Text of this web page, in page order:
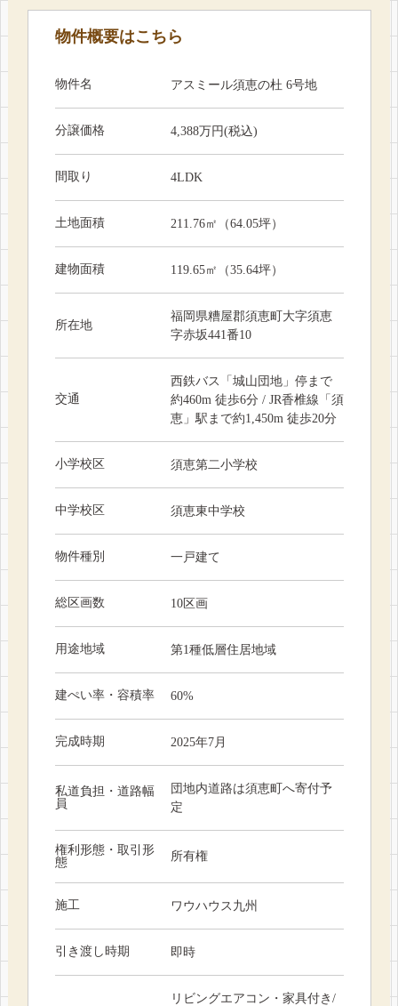
物件概要はこちら
物件名 アスミール須恵の杜 6号地
分譲価格 4,388万円(税込)
間取り 4LDK
土地面積 211.76㎡（64.05坪）
建物面積 119.65㎡（35.64坪）
所在地
福岡県糟屋郡須恵町大字須恵
字赤坂441番10
交通
西鉄バス「城山団地」停まで
約460m 徒歩6分 / JR香椎線「須
恵」駅まで約1,450m 徒歩20分
小学校区 須恵第二小学校
中学校区 須恵東中学校
物件種別 一戸建て
総区画数 10区画
用途地域 第1種低層住居地域
建ぺい率・容積率 60%
完成時期 2025年7月
私道負担・道路幅
員
団地内道路は須恵町へ寄付予
定
権利形態・取引形
態
所有権
施工 ワウハウス九州
引き渡し時期 即時
リビングエアコン・家具付き/